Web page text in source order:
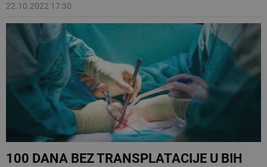
22.10.2022 17:30
100 DANA BEZ TRANSPLATACIJE U BIH